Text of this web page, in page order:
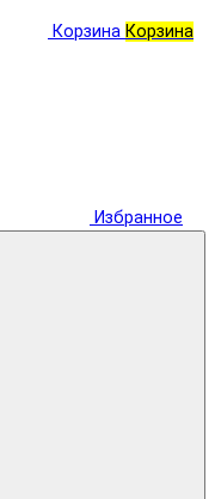
Корзина Корзина
Избранное